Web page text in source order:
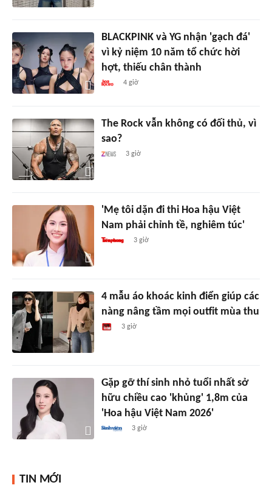
BLACKPINK và YG nhận 'gạch đá'
vì kỷ niệm 10 năm tổ chức hời
hợt, thiếu chân thành
4 giờ
The Rock vẫn không có đối thủ, vì
sao?
3 giờ
'Mẹ tôi dặn đi thi Hoa hậu Việt
Nam phải chỉnh tề, nghiêm túc'
3 giờ
4 mẫu áo khoác kinh điển giúp các
nàng nâng tầm mọi outfit mùa thu
3 giờ
Gặp gỡ thí sinh nhỏ tuổi nhất sở
hữu chiều cao 'khủng' 1,8m của
'Hoa hậu Việt Nam 2026'
3 giờ
TIN MỚI